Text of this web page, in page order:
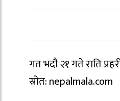
गत भदौ २१ गते राति
स्रोत: nepalmala.com